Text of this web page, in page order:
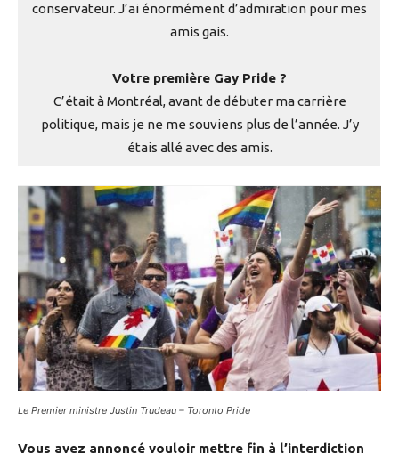
conservateur. J’ai énormément d’admiration pour mes
amis gais.
Votre première Gay Pride ?
C’était à Montréal, avant de débuter ma carrière
politique, mais je ne me souviens plus de l’année. J’y
étais allé avec des amis.
Le Premier ministre Justin Trudeau – Toronto Pride
Vous avez annoncé vouloir mettre fin à l’interdiction